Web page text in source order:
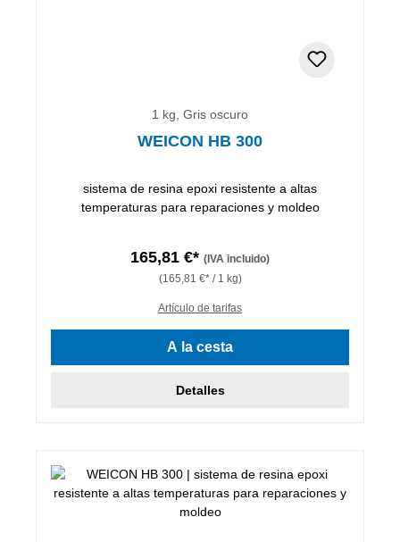
1 kg, Gris oscuro
WEICON HB 300
sistema de resina epoxi resistente a altas
temperaturas para reparaciones y moldeo
165,81 €* (IVA incluido)
(165,81 €* / 1 kg)
Artículo de tarifas
A la cesta
Detalles